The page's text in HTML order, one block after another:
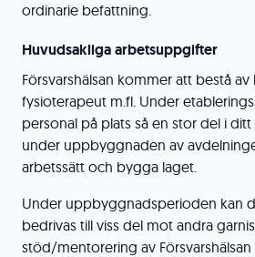
ordinarie befattning.
Huvudsakliga arbetsuppgifter
Försvarshälsan kommer att bestå
fysioterapeut m.fl. Under
personal på plats så en stor del i
under uppbyggnaden av
arbetssätt och bygga laget.
Under uppbyggnadsperioden kan
bedrivas till viss del mot andra
stöd/mentorering av